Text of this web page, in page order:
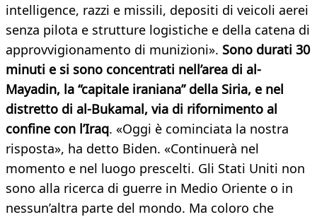
intelligence, razzi e missili, depositi di veicoli aerei
senza pilota e strutture logistiche e della catena di
approvvigionamento di munizioni». Sono durati 30
minuti e si sono concentrati nell’area di al-
Mayadin, la “capitale iraniana” della Siria, e nel
distretto di al-Bukamal, via di rifornimento al
confine con l’Iraq. «Oggi è cominciata la nostra
risposta», ha detto Biden. «Continuerà nel
momento e nel luogo prescelti. Gli Stati Uniti non
sono alla ricerca di guerre in Medio Oriente o in
nessun’altra parte del mondo. Ma coloro che